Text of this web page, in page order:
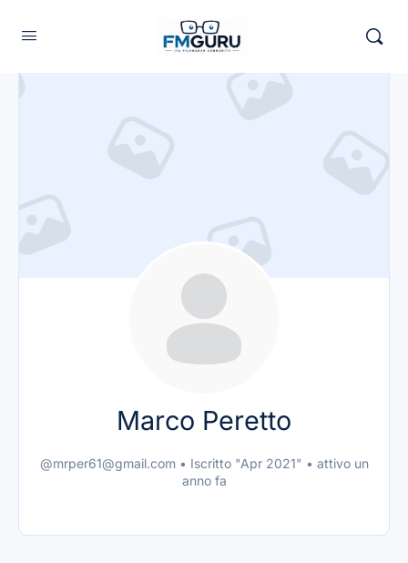
Marco Peretto
@mrper61@gmail.com • Iscritto "Apr 2021" • attivo un
anno fa